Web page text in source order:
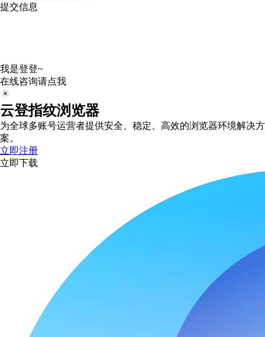
提交信息
我是登登~
在线咨询请点我
云登指纹浏览器
为全球多账号运营者提供安全、稳定、高效的浏览器环境解决方
案。
立即注册
立即下载